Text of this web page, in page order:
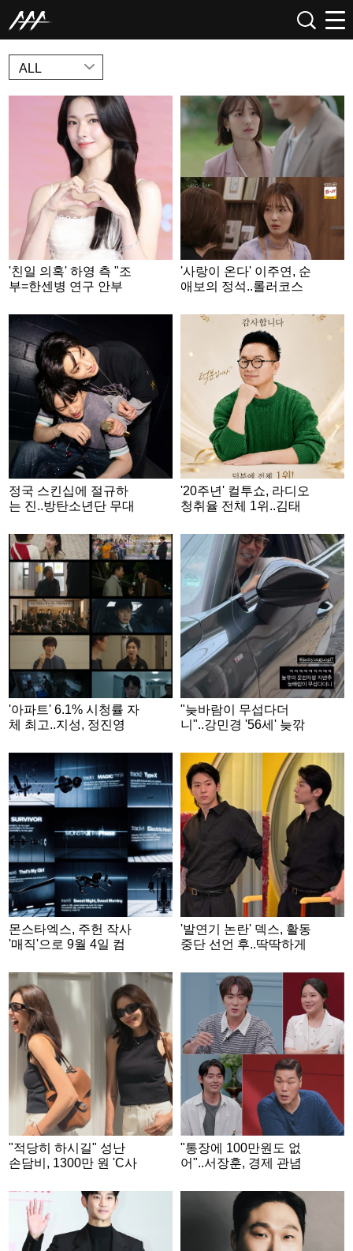
NEWS
ALL
'친일 의혹' 하영 측 "조
부=한센병 연구 안부
만 논란 다른 부분도 有"
[공식]
'사랑이 온다' 이주연, 순
애보의 정석..롤러코스
정국 스킨십에 절규하
는 진..방탄소년단 무대
슈]
'20주년' 컬투쇼, 라디오
청취율 전체 1위..김태
복하고 감사"
'아파트' 6.1% 시청률 자
체 최고..지성, 정진영
합]
"늦바람이 무섭다더
니"..강민경 '56세' 늦깎
몬스타엑스, 주헌 작사
'매직'으로 9월 4일 컴
'발연기 논란' 덱스, 활동
중단 선언 후..딱딱하게
"적당히 하시길" 성난
손담비, 1300만 원 'C사
"통장에 100만원도 없
어"..서장훈, 경제 관념
[연애전쟁]